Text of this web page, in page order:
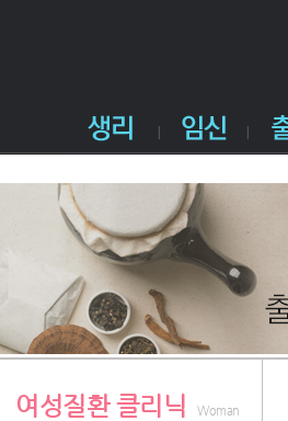
여성질환 클리닉 Woman